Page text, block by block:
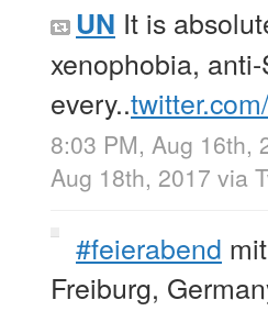
UN It is
xenophobia,
every..
8:03 PM, Aug 16th,
Aug 18th, 2017 via
#feierabend mit
Freiburg,